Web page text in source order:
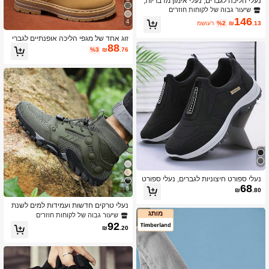
נעלי טרקים
שיעור גבוה של לקוחות חוזרים
₪146.13
%2 משוער
נעלי ספורט חיצוניות לגברים, נעלי ספורט
נוחות ועמידות נגד החלקה
₪68.80
4
זוג אחד של מגפי הליכה אופנתיים לגברי
ם: עמידים, אופנתיים, מתאימים ללבישה
יומיומית בחוץ. (יישלחו שתי גרסאות אקר
₪88.76
%3
6
נעלי טרקים חדשות ועמידות למים לשנת
2025, מגפי הליכה גבוהים לגברים בסתי
ו/חורף, מידה גדולה, סוליית גומי לטיפוס ו
לשבילים
שיעור גבוה של לקוחות חוזרים
₪92.20